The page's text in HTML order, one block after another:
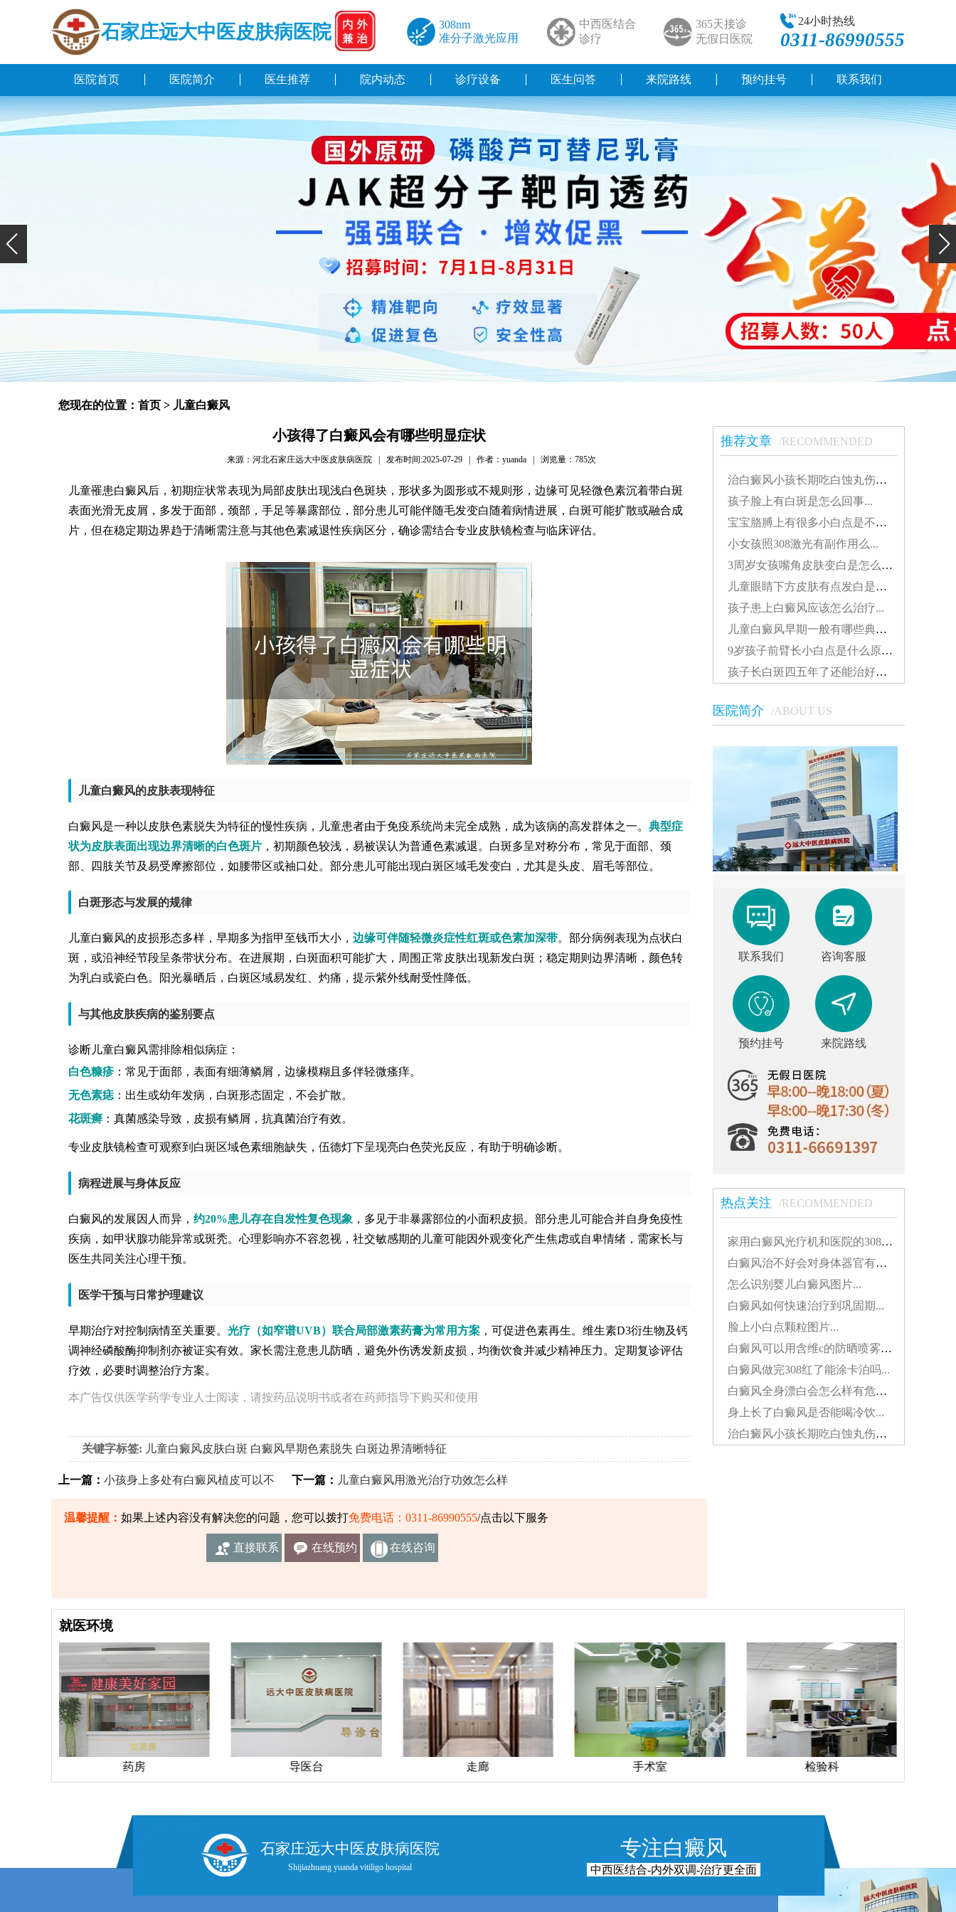
石家庄远大中医皮肤病医院
308nm
准分子激光应用
中西医结合
诊疗
365天接诊
无假日医院
24小时热线
0311-86990555
医院首页 医院简介 医生推荐 院内动态 诊疗设备 医生问答 来院路线 预约挂号 联系我们
您现在的位置： 首页 > 儿童白癜风
小孩得了白癜风会有哪些明显症状
来源：河北石家庄远大中医皮肤病医院 | 发布时间:2025-07-29 | 作者：yuanda | 浏览量： 785次
儿童罹患白癜风后，初期症状常表现为局部皮肤出现浅白色斑块，形状多为圆形或不规则形，边缘可见轻微色素沉着带白斑
表面光滑无皮屑，多发于面部，颈部，手足等暴露部位，部分患儿可能伴随毛发变白随着病情进展，白斑可能扩散或融合成
片，但在稳定期边界趋于清晰需注意与其他色素减退性疾病区分，确诊需结合专业皮肤镜检查与临床评估。
儿童白癜风的皮肤表现特征
白癜风是一种以皮肤色素脱失为特征的慢性疾病，儿童患者由于免疫系统尚未完全成熟，成为该病的高发群体之一。 典型症
状为皮肤表面出现边界清晰的白色斑片，初期颜色较浅，易被误认为普通色素减退。白斑多呈对称分布，常见于面部、颈
部、四肢关节及易受摩擦部位，如腰带区或袖口处。部分患儿可能出现白斑区域毛发变白，尤其是头皮、眉毛等部位。
白斑形态与发展的规律
儿童白癜风的皮损形态多样，早期多为指甲至钱币大小， 边缘可伴随轻微炎症性红斑或色素加深带。部分病例表现为点状白
斑，或沿神经节段呈条带状分布。在进展期，白斑面积可能扩大，周围正常皮肤出现新发白斑；稳定期则边界清晰，颜色转
为乳白或瓷白色。阳光暴晒后，白斑区域易发红、灼痛，提示紫外线耐受性降低。
与其他皮肤疾病的鉴别要点
诊断儿童白癜风需排除相似病症：
白色糠疹：常见于面部，表面有细薄鳞屑，边缘模糊且多伴轻微瘙痒。
无色素痣：出生或幼年发病，白斑形态固定，不会扩散。
花斑癣：真菌感染导致，皮损有鳞屑，抗真菌治疗有效。
专业皮肤镜检查可观察到白斑区域色素细胞缺失，伍德灯下呈现亮白色荧光反应，有助于明确诊断。
病程进展与身体反应
白癜风的发展因人而异， 约20%患儿存在自发性复色现象 ，多见于非暴露部位的小面积皮损。部分患儿可能合并自身免疫性
疾病，如甲状腺功能异常或斑秃。心理影响亦不容忽视，社交敏感期的儿童可能因外观变化产生焦虑或自卑情绪，需家长与
医生共同关注心理干预。
医学干预与日常护理建议
早期治疗对控制病情至关重要。 光疗（如窄谱UVB）联合局部激素药膏为常用方案，可促进色素再生。维生素D3衍生物及钙
调神经磷酸酶抑制剂亦被证实有效。家长需注意患儿防晒，避免外伤诱发新皮损，均衡饮食并减少精神压力。定期复诊评估
疗效，必要时调整治疗方案。
本广告仅供医学药学专业人士阅读，请按药品说明书或者在药师指导下购买和使用
关键字标签: 儿童白癜风皮肤白斑 白癜风早期色素脱失 白斑边界清晰特征
上一篇： 小孩身上多处有白癜风植皮可以不 下一篇： 儿童白癜风用激光治疗功效怎么样
温馨提醒：如果上述内容没有解决您的问题，您可以拨打免费电话：0311-86990555/点击以下服务
直接联系 在线预约 在线咨询
推荐文章 /RECOMMENDED
治白癜风小孩长期吃白蚀丸伤肝吗...
孩子脸上有白斑是怎么回事...
宝宝胳膊上有很多小白点是不是白癜风...
小女孩照308激光有副作用么...
3周岁女孩嘴角皮肤变白是怎么了...
儿童眼睛下方皮肤有点发白是得了白癜风吗...
孩子患上白癜风应该怎么治疗...
儿童白癜风早期一般有哪些典型特征...
9岁孩子前臂长小白点是什么原因...
孩子长白斑四五年了还能治好吗怎么治...
医院简介 /ABOUT US
联系我们 咨询客服
预约挂号 来院路线
热点关注 /RECOMMENDED
家用白癜风光疗机和医院的308有什么不同...
白癜风治不好会对身体器官有影响吗...
怎么识别婴儿白癜风图片...
白癜风如何快速治疗到巩固期...
脸上小白点颗粒图片...
白癜风可以用含维c的防晒喷雾吗...
白癜风做完308红了能涂卡泊吗...
白癜风全身漂白会怎么样有危害吗...
身上长了白癜风是否能喝冷饮...
治白癜风小孩长期吃白蚀丸伤肝吗...
就医环境
导医台 走廊 手术室 检验科 药房
石家庄远大中医皮肤病医院
Shijiazhuang yuanda vitiligo hospital
专注白癜风
中西医结合-内外双调-治疗更全面